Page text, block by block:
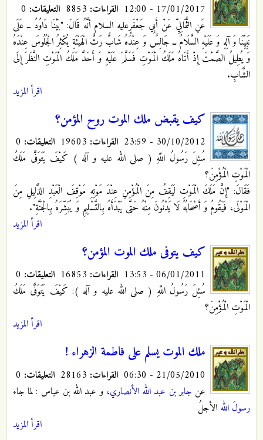
17/01/2017 - 12:00 القراءات: التعليقات:
عَنِ الثُّمَالِيِّ عَنْ أَبِي جَعْفَرٍعليه السلام أنَّهُ قَالَ: "بَيْنَا دَاوُدُ ــ عَلَى
نَبِيِّنَا وَ آلِهِ وَ عَلَيْهِ السَّلَامُ ــ جَالِسٌ وَ عِنْدَهُ شَابٌّ رَثُّ الْهَيْئَةِ يُكْثِرُ الْجُلُوسَ عِنْدَهُ
وَ يُطِيلُ الصَّمْتَ إِذْ أَتَاهُ مَلَكُ الْمَوْتِ فَسَلَّمَ عَلَيْهِ وَ أَحَدَّ مَلَكُ الْمَوْتِ النَّظَرَ إِلَى
الشَّابِ‏.
اقرأ المزيد
كيف يقبض ملك الموت روح المؤمن؟
30/10/2012 - 23:59 القراءات: التعليقات:
سُئِلَ رَسُولُ اللَّهِ ( صلى الله عليه و آله ) كَيْفَ يَتَوَفَّى مَلَكُ
الْمَوْتِ الْمُؤْمِنَ؟
فَقَالَ: "إِنَّ مَلَكَ الْمَوْتِ لَيَقِفُ مِنَ الْمُؤْمِنِ عِنْدَ مَوْتِهِ مَوْقِفَ الْعَبْدِ الذَّلِيلِ مِنَ
الْمَوْلَى، فَيَقُومُ وَ أَصْحَابُهُ لَا يَدْنُونَ مِنْهُ حَتَّى يَبْدَأَهُ بِالتَّسْلِيمِ وَ يُبَشِّرَهُ بِالْجَنَّةِ".
اقرأ المزيد
كيف يتوفى ملك الموت المؤمن؟
06/01/2011 - 13:53 القراءات: التعليقات:
سُئِلَ رَسُولُ اللَّهِ ( صلى الله عليه و آله ): كَيْفَ يَتَوَفَّى مَلَكُ
الْمَوْتِ الْمُؤْمِنَ؟
اقرأ المزيد
ملك الموت يسلم على فاطمة الزهراء !
21/05/2010 - 06:30 القراءات: التعليقات:
عن جابر بن عبد الله الأنصاري، و عبد الله بن عباس : لما جاء
رسولَ الله الأجلُ
اقرأ المزيد